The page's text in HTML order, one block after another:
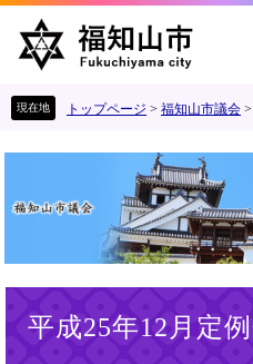
で
。
ば
て
へ
トップページ > 福知山市議会 >
平成25年12月定